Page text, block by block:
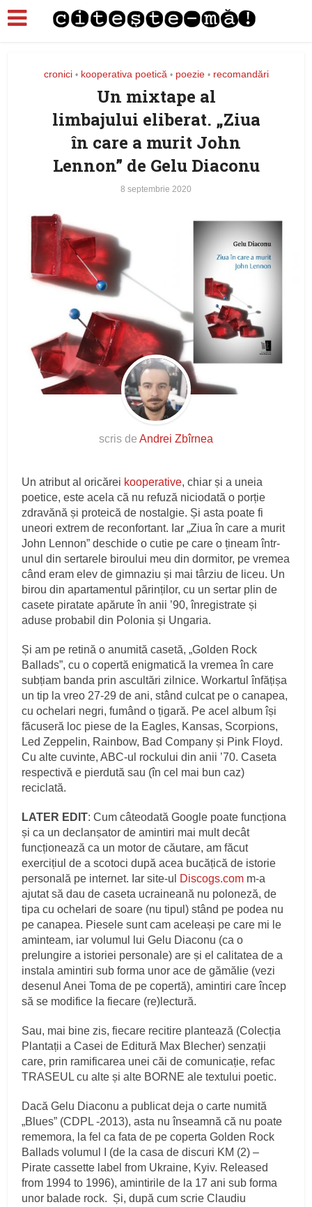
cronici • kooperativa poetică • poezie • recomandări
Un mixtape al
limbajului eliberat. „Ziua
în care a murit John
Lennon” de Gelu Diaconu
8 septembrie 2020
scris de Andrei Zbîrnea
Un atribut al oricărei kooperative, chiar și a uneia
poetice, este acela că nu refuză niciodată o porție
zdravănă și proteică de nostalgie. Și asta poate fi
uneori extrem de reconfortant. Iar „Ziua în care a murit
John Lennon” deschide o cutie pe care o țineam într-
unul din sertarele biroului meu din dormitor, pe vremea
când eram elev de gimnaziu și mai târziu de liceu. Un
birou din apartamentul părinților, cu un sertar plin de
casete piratate apărute în anii ’90, înregistrate și
aduse probabil din Polonia și Ungaria.
Și am pe retină o anumită casetă, „Golden Rock
Ballads”, cu o copertă enigmatică la vremea în care
subțiam banda prin ascultări zilnice. Workartul înfățișa
un tip la vreo 27-29 de ani, stând culcat pe o canapea,
cu ochelari negri, fumând o țigară. Pe acel album își
făcuseră loc piese de la Eagles, Kansas, Scorpions,
Led Zeppelin, Rainbow, Bad Company și Pink Floyd.
Cu alte cuvinte, ABC-ul rockului din anii ’70. Caseta
respectivă e pierdută sau (în cel mai bun caz)
reciclată.
LATER EDIT: Cum câteodată Google poate funcționa
și ca un declanșator de amintiri mai mult decât
funcționează ca un motor de căutare, am făcut
exercițiul de a scotoci după acea bucățică de istorie
personală pe internet. Iar site-ul
Discogs.com m-a
ajutat să dau de caseta ucraineană nu poloneză, de
tipa cu ochelari de soare (nu tipul) stând pe podea nu
pe canapea. Piesele sunt cam aceleași pe care mi le
aminteam, iar volumul lui Gelu Diaconu (ca o
prelungire a istoriei personale) are și el calitatea de a
instala amintiri sub forma unor ace de gămălie (vezi
desenul Anei Toma de pe copertă), amintiri care încep
să se modifice la fiecare (re)lectură.
Sau, mai bine zis, fiecare recitire plantează (Colecția
Plantații a Casei de Editură Max Blecher) senzații
care, prin ramificarea unei căi de comunicație, refac
TRASEUL cu alte și alte BORNE ale textului poetic.
Dacă Gelu Diaconu a publicat deja o carte numită
„Blues” (CDPL -2013), asta nu înseamnă că nu poate
rememora, la fel ca fata de pe coperta Golden Rock
Ballads volumul I (de la casa de discuri KM (2) –
Pirate cassette label from Ukraine, Kyiv. Released
from 1994 to 1996), amintirile de la 17 ani sub forma
unor balade rock. Și, după cum scrie Claudiu